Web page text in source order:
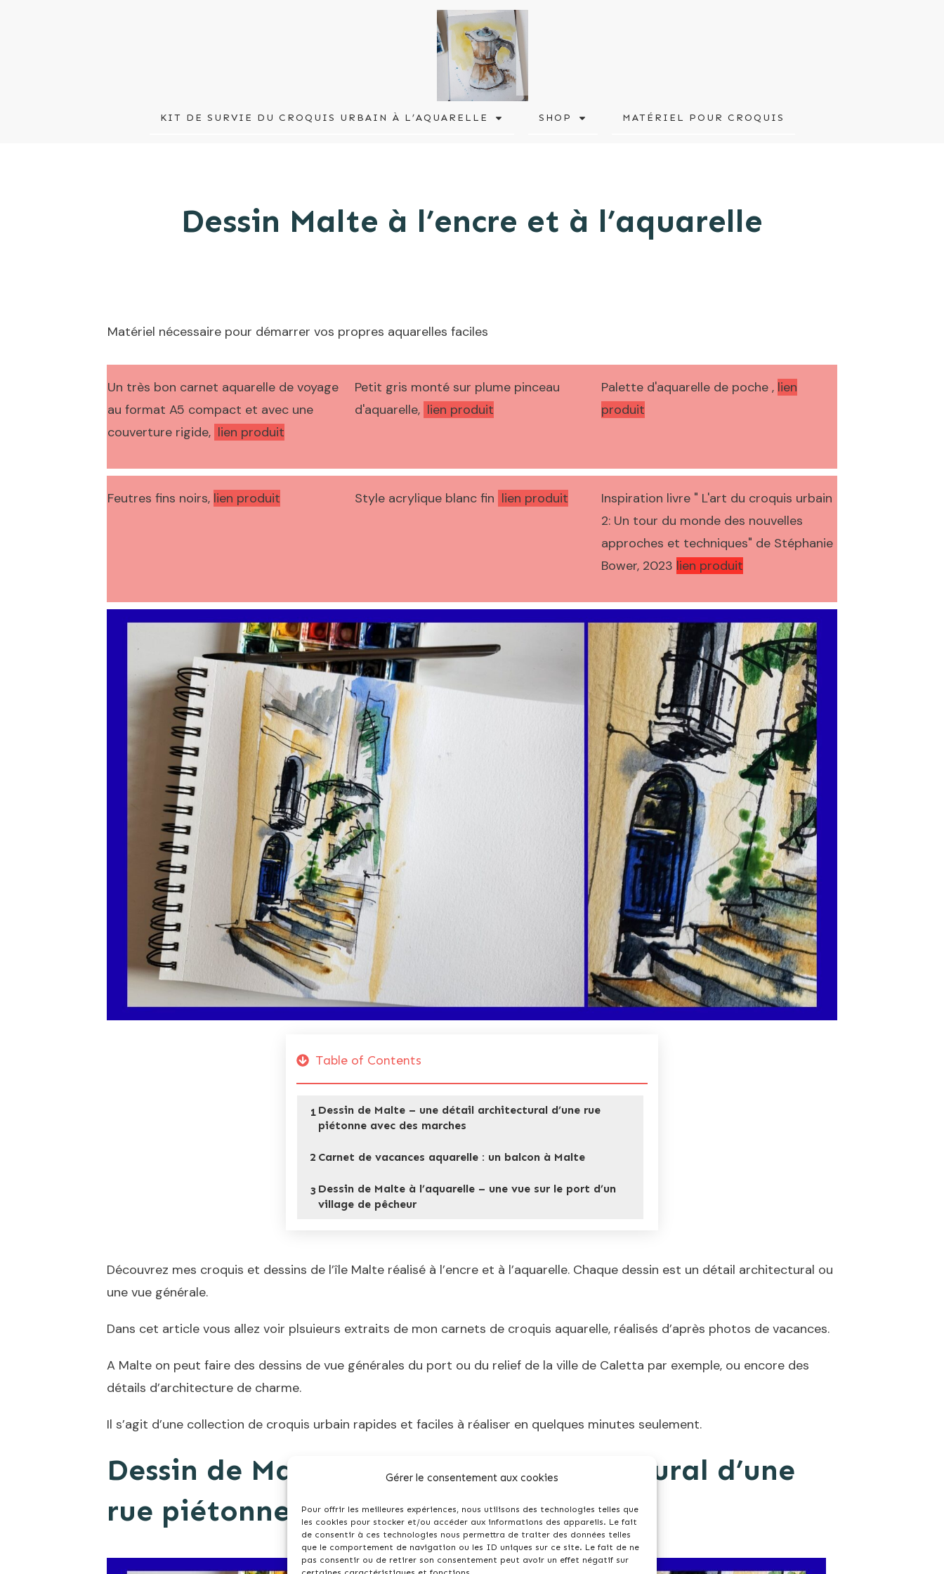
Gérer le consentement aux cookies
Pour offrir les meilleures expériences, nous utilisons des technologies telles que
les cookies pour stocker et/ou accéder aux informations des appareils. Le fait
de consentir à ces technologies nous permettra de traiter des données telles
que le comportement de navigation ou les ID uniques sur ce site. Le fait de ne
pas consentir ou de retirer son consentement peut avoir un effet négatif sur
KIT DE SURVIE DU CROQUIS URBAIN À L’AQUARELLE SHOP MATÉRIEL POUR CROQUIS
Dessin Malte à l’encre et à l’aquarelle
Matériel nécessaire pour démarrer vos propres aquarelles faciles
Un très bon carnet aquarelle de voyage
au format A5 compact et avec une
couverture rigide, lien produit
Petit gris monté sur plume pinceau
d'aquarelle, lien produit
Palette d'aquarelle de poche , lien
produit
Feutres fins noirs, lien produit Style acrylique blanc fin lien produit Inspiration livre " L'art du croquis urbain
2: Un tour du monde des nouvelles
approches et techniques" de Stéphanie
Bower, 2023 lien produit
Table of Contents
1 Dessin de Malte – une détail architectural d’une rue
piétonne avec des marches
2 Carnet de vacances aquarelle : un balcon à Malte
3 Dessin de Malte à l’aquarelle – une vue sur le port d’un
village de pêcheur
Découvrez mes croquis et dessins de l’île Malte réalisé à l’encre et à l’aquarelle. Chaque dessin est un détail architectural ou
une vue générale.
Dans cet article vous allez voir plsuieurs extraits de mon carnets de croquis aquarelle, réalisés d’après photos de vacances.
A Malte on peut faire des dessins de vue générales du port ou du relief de la ville de Caletta par exemple, ou encore des
détails d’architecture de charme.
Il s’agit d’une collection de croquis urbain rapides et faciles à réaliser en quelques minutes seulement.
Dessin de Malte – une détail architectural d’une
rue piétonne avec des marches